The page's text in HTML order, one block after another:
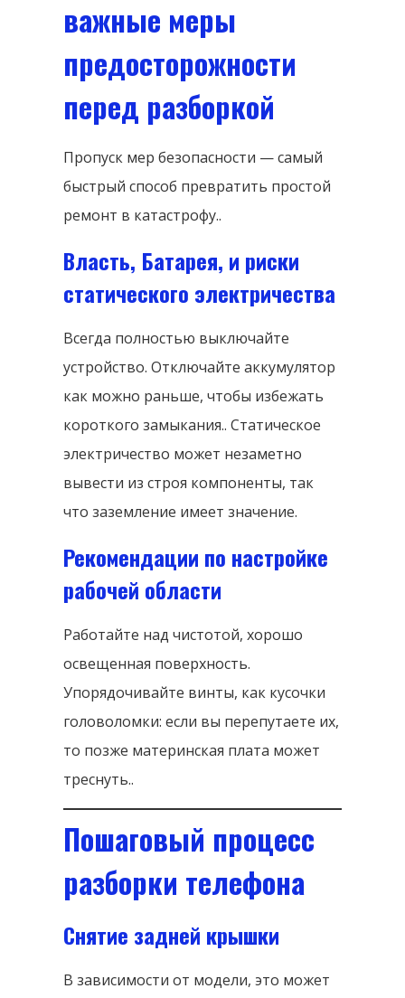
важные меры
предосторожности
перед разборкой
Пропуск мер безопасности — самый
быстрый способ превратить простой
ремонт в катастрофу..
Власть, Батарея, и риски
статического электричества
Всегда полностью выключайте
устройство. Отключайте аккумулятор
как можно раньше, чтобы избежать
короткого замыкания.. Статическое
электричество может незаметно
вывести из строя компоненты, так
что заземление имеет значение.
Рекомендации по настройке
рабочей области
Работайте над чистотой, хорошо
освещенная поверхность.
Упорядочивайте винты, как кусочки
головоломки: если вы перепутаете их,
то позже материнская плата может
треснуть..
Пошаговый процесс
разборки телефона
Снятие задней крышки
В зависимости от модели, это может